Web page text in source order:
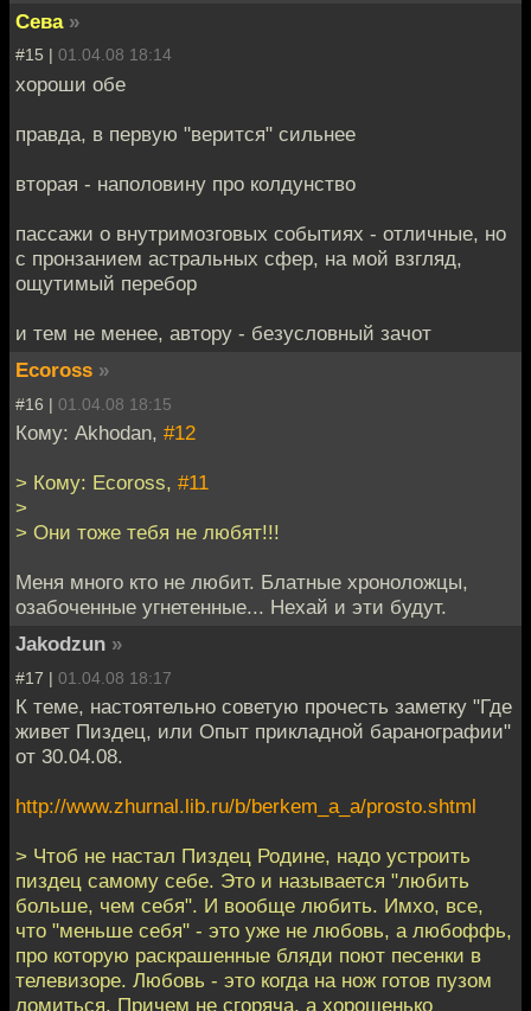
Сева »
#15 | 01.04.08 18:14
хороши обе
правда, в первую "верится" сильнее
вторая - наполовину про колдунство
пассажи о внутримозговых событиях - отличные, но
с пронзанием астральных сфер, на мой взгляд,
ощутимый перебор
и тем не менее, автору - безусловный зачот
Ecoross »
#16 | 01.04.08 18:15
Кому: Akhodan, #12
> Кому: Ecoross, #11
>
> Они тоже тебя не любят!!!
Меня много кто не любит. Блатные хроноложцы,
озабоченные угнетенные... Нехай и эти будут.
Jakodzun »
#17 | 01.04.08 18:17
К теме, настоятельно советую прочесть заметку "Где
живет Пиздец, или Опыт прикладной баранографии"
от 30.04.08.
http://www.zhurnal.lib.ru/b/berkem_a_a/prosto.shtml
> Чтоб не настал Пиздец Родине, надо устроить
пиздец самому себе. Это и называется "любить
больше, чем себя". И вообще любить. Имхо, все,
что "меньше себя" - это уже не любовь, а любоффь,
про которую раскрашенные бляди поют песенки в
телевизоре. Любовь - это когда на нож готов пузом
ломиться. Причем не сгоряча, а хорошенько